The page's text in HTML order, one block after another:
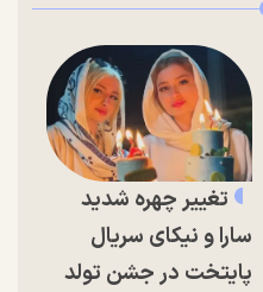
تغییر چهره شدید
سارا و نیکای سریال
پایتخت در جشن تولد